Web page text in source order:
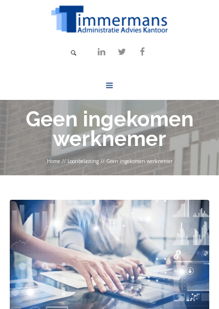
Geen ingekomen
werknemer
Home // Loonbelasting // Geen ingekomen werknemer